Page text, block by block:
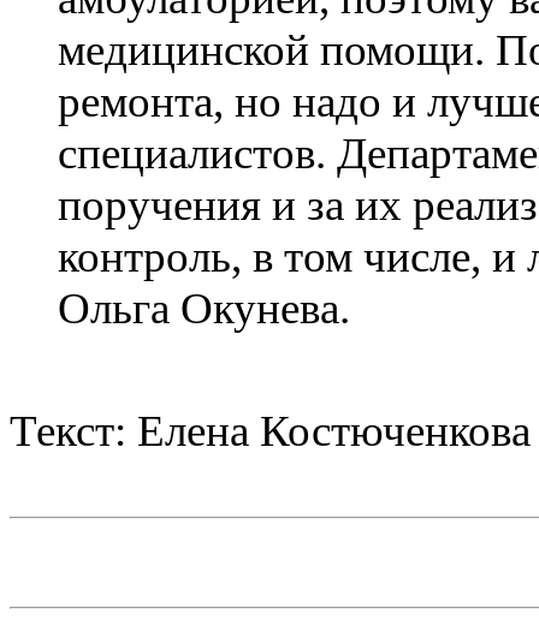
медицинской помощи.
ремонта, но надо и
специалистов.
поручения и за их
контроль, в том числе,
Ольга Окунева.
Текст: Елена Костюченкова